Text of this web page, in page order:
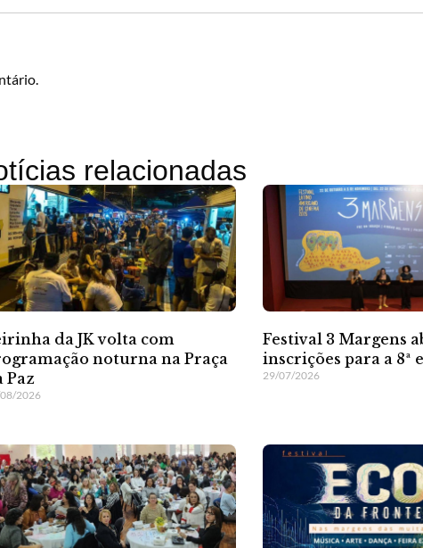
relacionadas
da JK volta com
noturna na Praça
Paz
2026
Festival 3 Margens
inscrições para a 8ª
29/07/2026